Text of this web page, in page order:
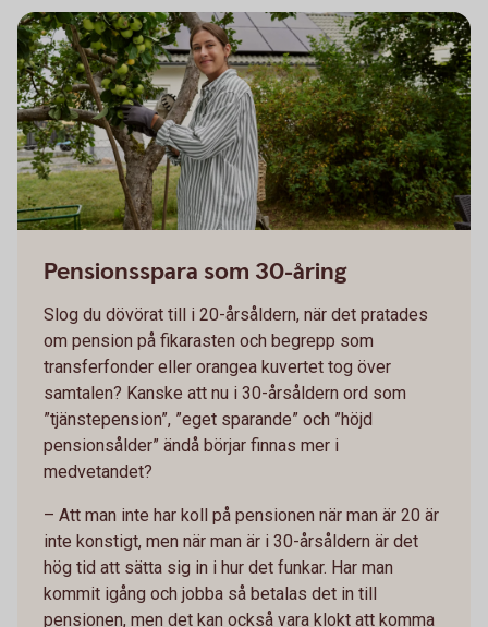
Pensionsspara som 30-åring
Slog du dövörat till i 20-årsåldern, när det pratades
om pension på fikarasten och begrepp som
transferfonder eller orangea kuvertet tog över
samtalen? Kanske att nu i 30-årsåldern ord som
”tjänstepension”, ”eget sparande” och ”höjd
pensionsålder” ändå börjar finnas mer i
medvetandet?
– Att man inte har koll på pensionen när man är 20 är
inte konstigt, men när man är i 30-årsåldern är det
hög tid att sätta sig in i hur det funkar. Har man
kommit igång och jobba så betalas det in till
pensionen, men det kan också vara klokt att komma